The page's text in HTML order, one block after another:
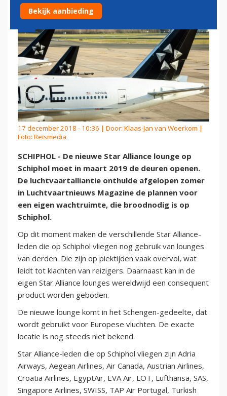
17 december 2018 - 10:36 | Door: Klaas-Jan van Woerkom |
Foto: Reismedia
SCHIPHOL - De nieuwe Star Alliance lounge op
Schiphol moet in maart 2019 de deuren openen.
De luchtvaartalliantie onthulde afgelopen zomer
in Luchtvaartnieuws Magazine de plannen voor
een eigen wachtruimte, die broodnodig is op
Schiphol.
Op dit moment maken de verschillende Star Alliance-
leden die op Schiphol vliegen nog gebruik van lounges
van derden. Die zijn op piektijden vaak overvol, wat
leidt tot klachten van reizigers. Daarnaast kan in de
eigen Star Alliance lounges wereldwijd een consequent
product worden geboden.
De nieuwe lounge komt in het Schengen-gedeelte, dat
wordt gebruikt voor Europese vluchten. De exacte
locatie is nog steeds niet bekend.
Star Alliance-leden die op Schiphol vliegen zijn Adria
Airways, Aegean Airlines, Air Canada, Austrian Airlines,
Croatia Airlines, EgyptAir, EVA Air, LOT, Lufthansa, SAS,
Singapore Airlines, SWISS, TAP Air Portugal, Turkish
Bekijk aanbieding